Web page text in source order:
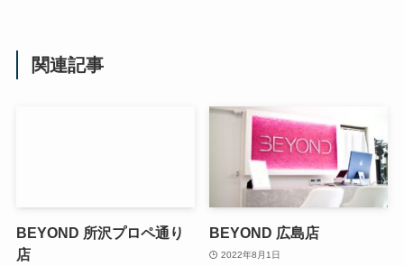
関連記事
BEYOND 所沢プロペ通り
店
BEYOND 広島店
2022年8月1日